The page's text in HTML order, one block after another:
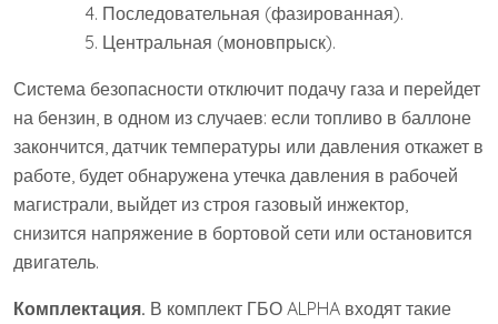
Последовательная (фазированная).
Центральная (моновпрыск).
Система безопасности отключит подачу газа и перейдет
на бензин, в одном из случаев: если топливо в баллоне
закончится, датчик температуры или давления откажет в
работе, будет обнаружена утечка давления в рабочей
магистрали, выйдет из строя газовый инжектор,
снизится напряжение в бортовой сети или остановится
двигатель.
Комплектация. В комплект ГБО ALPHA входят такие